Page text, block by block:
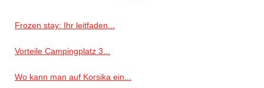
Frozen stay: Ihr leitfaden...
Vorteile Campingplatz 3...
Wo kann man auf Korsika ein...